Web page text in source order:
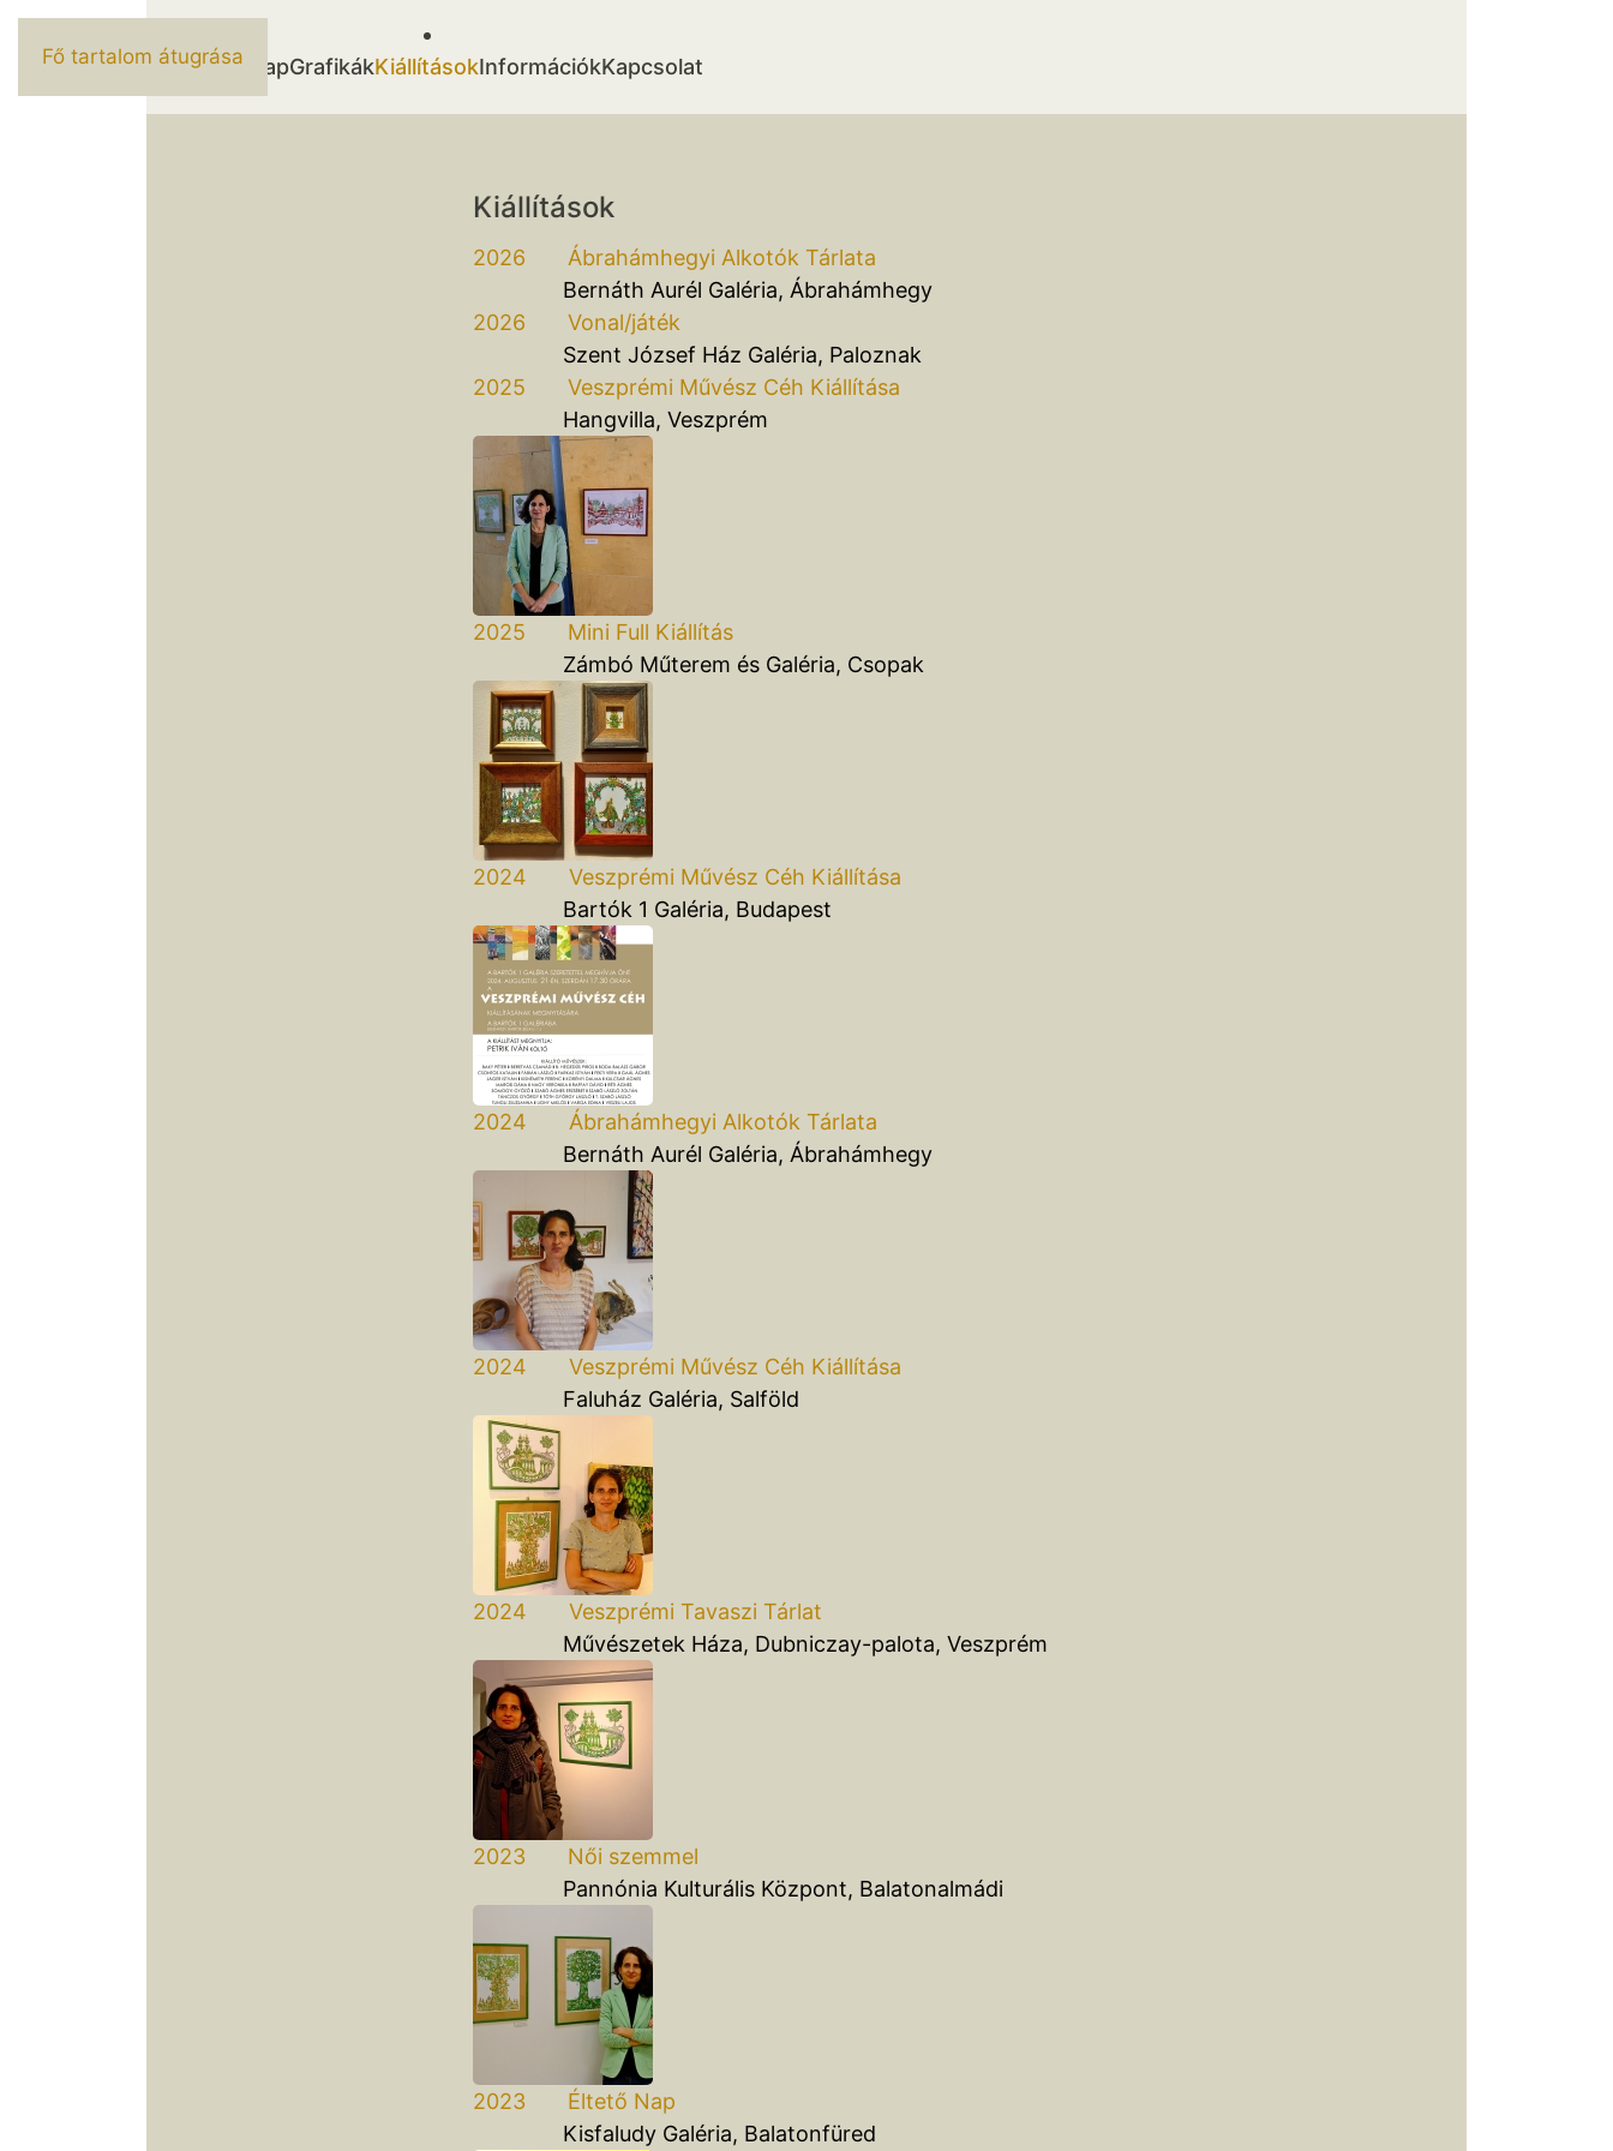
Fő tartalom átugrásaKezdőlapGrafikákKiállításokInformációkKapcsolat
Kiállítások
2026 Ábrahámhegyi Alkotók Tárlata
Bernáth Aurél Galéria, Ábrahámhegy
2026 Vonal/játék
Szent József Ház Galéria, Paloznak
2025 Veszprémi Művész Céh Kiállítása
Hangvilla, Veszprém
2025 Mini Full Kiállítás
Zámbó Műterem és Galéria, Csopak
2024 Veszprémi Művész Céh Kiállítása
Bartók 1 Galéria, Budapest
2024 Ábrahámhegyi Alkotók Tárlata
Bernáth Aurél Galéria, Ábrahámhegy
2024 Veszprémi Művész Céh Kiállítása
Faluház Galéria, Salföld
2024 Veszprémi Tavaszi Tárlat
Művészetek Háza, Dubniczay-palota, Veszprém
2023 Női szemmel
Pannónia Kulturális Központ, Balatonalmádi
2023 Éltető Nap
Kisfaludy Galéria, Balatonfüred